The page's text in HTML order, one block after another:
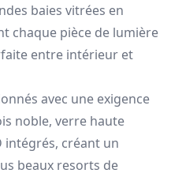
baies vitrées en
chaque pièce de lumière
entre intérieur et
avec une exigence
noble, verre haute
intégrés, créant un
beaux resorts de